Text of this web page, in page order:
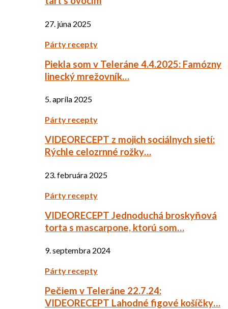
27. júna 2025
Párty recepty
Piekla som v Teleráne 4.4.2025: Famózny
linecký mrežovník…
5. apríla 2025
Párty recepty
VIDEORECEPT z mojich sociálnych sietí:
Rýchle celozrnné rožky…
23. februára 2025
Párty recepty
VIDEORECEPT Jednoduchá broskyňová
torta s mascarpone, ktorú som…
9. septembra 2024
Párty recepty
Pečiem v Teleráne 22.7.24:
VIDEORECEPT Lahodné figové košíčky…